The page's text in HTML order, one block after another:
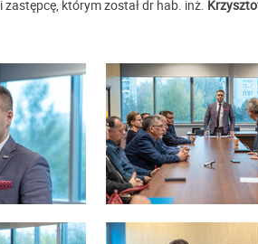
i zastępcę, którym został dr hab. inż.